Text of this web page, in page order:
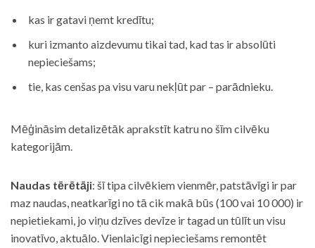
kas ir gatavi ņemt kredītu;
kuri izmanto aizdevumu tikai tad, kad tas ir absolūti
nepieciešams;
tie, kas cenšas pa visu varu nekļūt par – parādnieku.
Mēģināsim detalizētāk aprakstīt katru no šīm cilvēku
kategorijām.
Naudas tērētāji: šī tipa cilvēkiem vienmēr, patstāvīgi ir par
maz naudas, neatkarīgi no tā cik makā būs (100 vai 10 000) ir
nepietiekami, jo viņu dzīves devīze ir tagad un tūlīt un visu
inovatīvo, aktuālo. Vienlaicīgi nepieciešams remontēt